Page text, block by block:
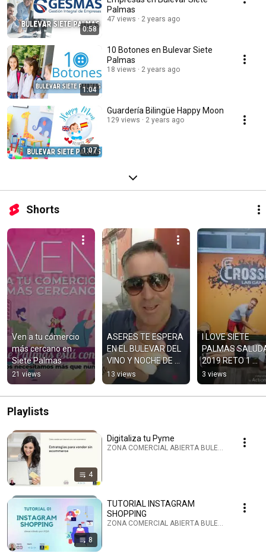
0:58
Palmas
47 views 2 years ago
1:04
10 Botones en Bulevar Siete
Palmas
18 views 2 years ago
1:07
Guardería Bilingüe Happy Moon
129 views 2 years ago
Shorts
Ven a tu comercio
más cercano en
Siete Palmas
21 views
ASERES TE ESPERA
EN EL BULEVAR DEL
VINO Y NOCHE DE
FINAOS 2019
13 views
I LOVE SIETE
PALMAS
2019 RETO 1
PLANCHA
3 views
Playlists
4
Digitaliza tu Pyme
ZONA COMERCIAL ABIERTA BULEVAR SIETE
8
TUTORIAL INSTAGRAM
SHOPPING
ZONA COMERCIAL ABIERTA BULEVAR SIETE